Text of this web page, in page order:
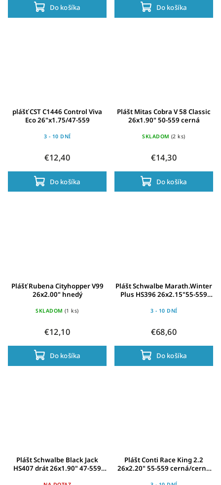
Do košíka Do košíka
plášť CST C1446 Control Viva
Eco 26"x1.75/47-559
3 - 10 DNÍ
€12,40
Do košíka
Plášt Mitas Cobra V 58 Classic
26x1.90" 50-559 cerná
SKLADOM (2 ks)
€14,30
Do košíka
Plášť Rubena Cityhopper V99
26x2.00" hnedý
SKLADOM (1 ks)
€12,10
Do košíka
Plášt Schwalbe Marath.Winter
Plus HS396 26x2.15"55-559
3 - 10 DNÍ
€68,60
Do košíka
Plášt Schwalbe Black Jack
HS407 drát 26x1.90" 47-559
Plášt Conti Race King 2.2
26x2.20" 55-559 cerná/cerná